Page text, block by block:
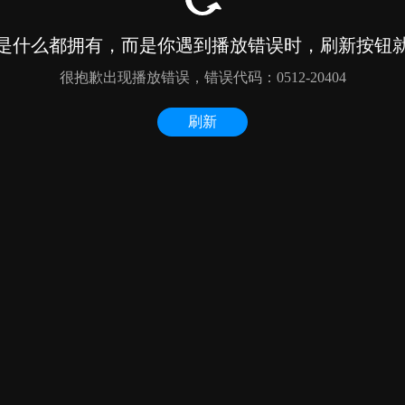
什么都拥有，而是你遇到播放错误时，刷新按钮
很抱歉出现播放错误，错误代码：0512-20404
刷新